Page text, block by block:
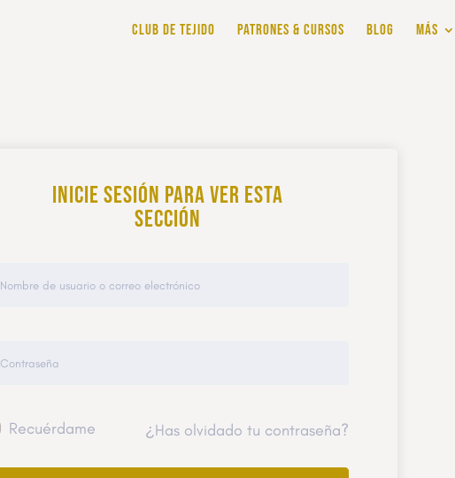
CLUB DE TEJIDO PATRONES & CURSOS BLOG MÁS
Inicie sesión para ver esta
sección
Recuérdame ¿Has olvidado tu contraseña?